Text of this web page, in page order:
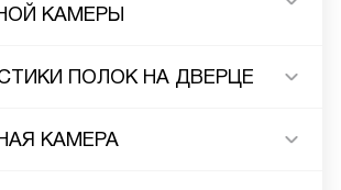
КАМЕРЫ
ПОЛОК НА ДВЕРЦЕ
КАМЕРА